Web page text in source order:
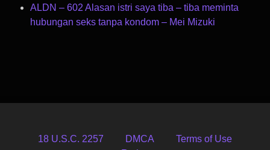
ALDN – 602 Alasan istri saya tiba – tiba meminta
hubungan seks tanpa kondom – Mei Mizuki
18 U.S.C. 2257 DMCA
Terms of Use